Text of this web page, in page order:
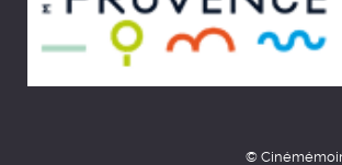
©